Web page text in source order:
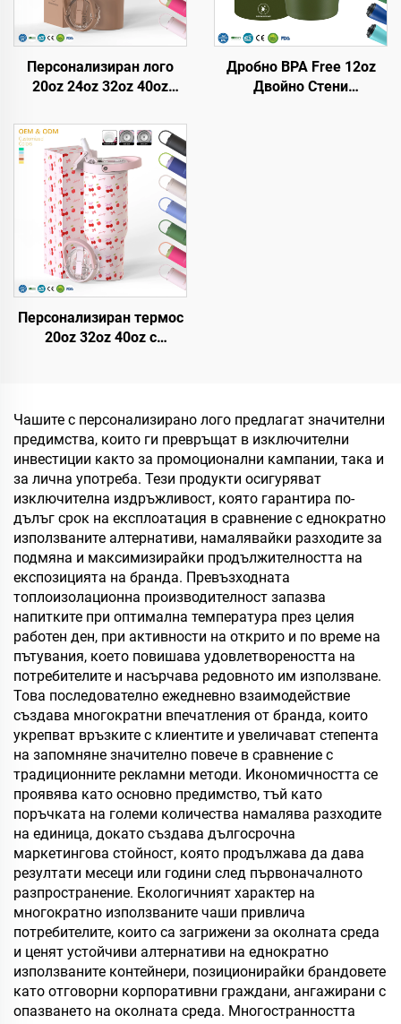
Персонализиран лого
20oz 24oz 32oz 40oz
сламка, преносима
пътуваща чаша от
неръждаема стомана с
вакуумно изолация и
дръжка
Дробно BPA Free 12oz
Двойно Стени
Персонализиран термос
20oz 32oz 40oz с
пътуваща чаша с
дръжка, за горещи и
студени напитки
Чашите с персонализирано лого предлагат значителни
предимства, които ги превръщат в изключителни
инвестиции както за промоционални кампании, така и
за лична употреба. Тези продукти осигуряват
изключителна издръжливост, която гарантира по-
дълъг срок на експлоатация в сравнение с еднократно
използваните алтернативи, намалявайки разходите за
подмяна и максимизирайки продължителността на
експозицията на бранда. Превъзходната
топлоизолационна производителност запазва
напитките при оптимална температура през целия
работен ден, при активности на открито и по време на
пътувания, което повишава удовлетвореността на
потребителите и насърчава редовното им използване.
Това последователно ежедневно взаимодействие
създава многократни впечатления от бранда, които
укрепват връзките с клиентите и увеличават степента
на запомняне значително повече в сравнение с
традиционните рекламни методи. Икономичността се
проявява като основно предимство, тъй като
поръчката на големи количества намалява разходите
на единица, докато създава дългосрочна
маркетингова стойност, която продължава да дава
резултати месеци или години след първоначалното
разпространение. Екологичният характер на
многократно използваните чаши привлича
потребителите, които са загрижени за околната среда
и ценят устойчиви алтернативи на еднократно
използваните контейнери, позиционирайки брандовете
като отговорни корпоративни граждани, ангажирани с
опазването на околната среда. Многостранността